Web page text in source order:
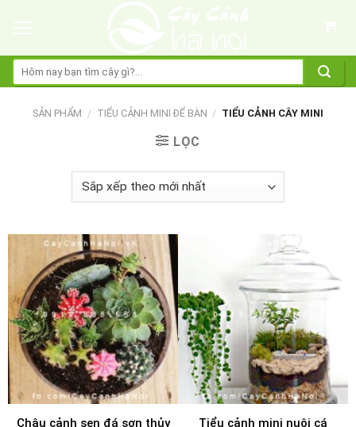
Tìm
kiếm:
SẢN PHẨM / TIỂU CẢNH MINI ĐỂ BÀN / TIỂU CẢNH CÂY MINI
LỌC
Chậu cảnh sen đá sơn thủy Tiểu cảnh mini nuôi cá